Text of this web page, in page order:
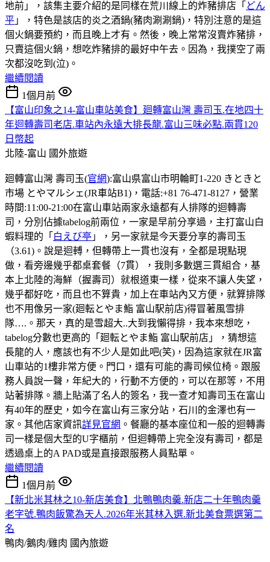
地前」，該集主要介紹的是同樣在荒川線上的炸豬排店「 どん
平 」，特色是該店的炎之酒鍋(豬肉涮涮鍋)，特別注意的是這
個火鍋要預約，而且晚上才有。然後，晚上常常沒賣炸豬排，
只賣這個火鍋，想吃炸豬排的最好中午去。因為，我撲空了兩
次都沒吃到(泣)。
繼續閱讀
1個月前
【富山印象之14-富山車站美食】廻轉富山灣 壽司玉.在地四十
年迴轉壽司老店.車站內永遠大排長龍.富山三味必點.兩貫120
日幣起
北陸-富山 國外旅遊
廻轉富山灣 壽司玉(官網):富山県富山市明輪町1-220 きときと
市場 とやマルシェ(JR車站B1)，電話:+81 76-471-8127，營業
時間:11:00-21:00在富山車站兩家永遠都有人排隊的迴轉壽
司，分別佔據tabelog前兩位，一家是早前分享過，主打富山白
蝦料理的「 白えび亭 」，另一家就是今天要分享的壽司玉
（3.61)。說是迴𨍭，但轉帶上一貫也沒有，全都是現點現
做，看旁邊幾乎都桌套餐（7貫），我則多數選三貫組合，基
本上北陸的海鮮（握壽司）就根道東一樣，從來不讓人失望，
幾乎都好吃，而且也不算貴，加上在車站內又方便，就算排隊
也不用像另一家(廻転とやま鮨 富山駅前店)得冒著風雪排
隊….。那天，真的是雪超大..大到我懶得排，我本來想吃，
tabelog分數也更高的「廻転とやま鮨 富山駅前店」，猜想這
長龍的人，應該也有不少人是如此吧(笑)，因為這家就在JR富
山車站的1樓非常方便。門口，還有可能的壽司候位椅。跟服
務人員說一聲，年紀大的，行動不方便的，可以在那等，不用
站著排隊。牆上貼滿了名人的簽名，我一查才知壽司玉在富山
有40年的歷史，如今在富山有三家分站，石川的金澤也有一
家。其他店家資訊詳見官網 。餐廳的基本座位和一般的迴轉壽
司一樣是個大型的U字櫃前，但迴轉帶上完全沒有壽司，都是
透過桌上的A PAD或是直接跟服務人員點單。
繼續閱讀
1個月前
【新北米其林之10-新店美食】北鴨鴨肉羹.新店二十年鴨肉羹
老字號.鴨肉飯驚為天人.2026年米其林入選.新北美食票選第二
名
鴨肉/鵝肉/雞肉 國內旅遊